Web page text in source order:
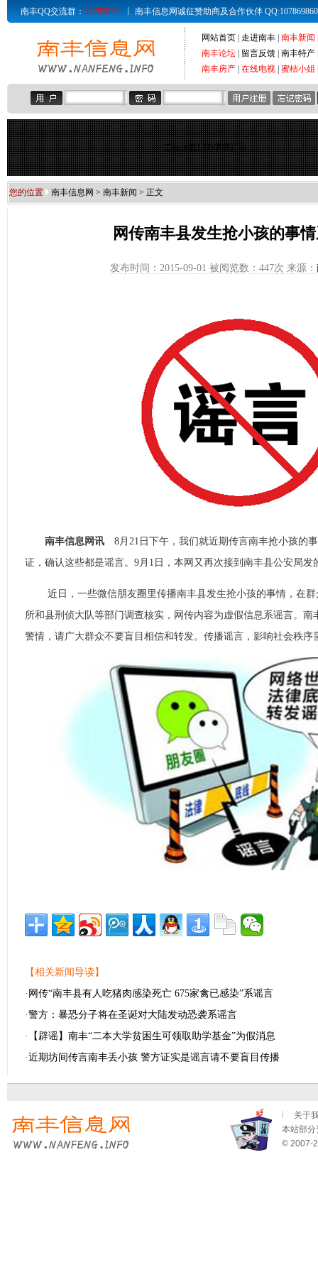
南丰QQ交流群： 21285835 南丰信息网诚征赞助商及合作伙伴
网站首页 走进南丰 南丰新闻
南丰论坛
留言反馈 南丰特产
南丰房产 在线电视 蜜桔小姐
正在加载LED字幕广告...
您的位置 南丰信息网 > 南丰新闻 > 正文
网传南丰县发生抢小孩的事
发布时间：2015-09-01 被阅览数： 447次 来源：
南丰信息网讯 8月21日下午，我们就近期传言南丰抢小孩的
证，确认这些都是谣言。9月1日，本网又再次接到南丰县公安局发
近日，一些微信朋友圈里传播南丰县发生抢小孩的事情，在群
所和县刑侦大队等部门调查核实，网传内容为虚假信息系谣言。南
警情，请广大群众不要盲目相信和转发。传播谣言，影响社会秩序
【相关新闻导读】
· 网传“南丰县有人吃猪肉感染死亡 675家禽已感染”系谣言
·警方：暴恐分子将在圣诞对大陆发动恐袭系谣言
·
【辟谣】南丰“二本大学贫困生可领取助学基金”为假消息
·近期坊间传言南丰丢小孩 警方证实是谣言请不要盲目传播
关于
本站部分
© 2007-